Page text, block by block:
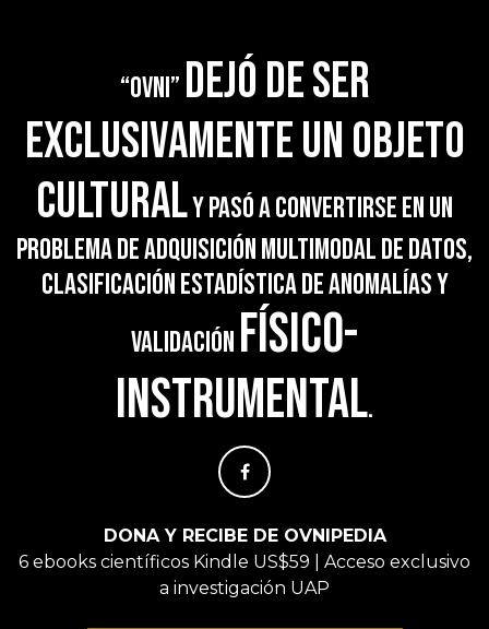
“OVNI” dejó de ser
exclusivamente un objeto
culturaly pasó a convertirse en un
problema de adquisición multimodal de datos,
clasificación estadística de anomalías y
validación físico-
instrumental.
DONA Y RECIBE DE OVNIPEDIA
6 ebooks científicos Kindle US$59 | Acceso exclusivo
a investigación UAP